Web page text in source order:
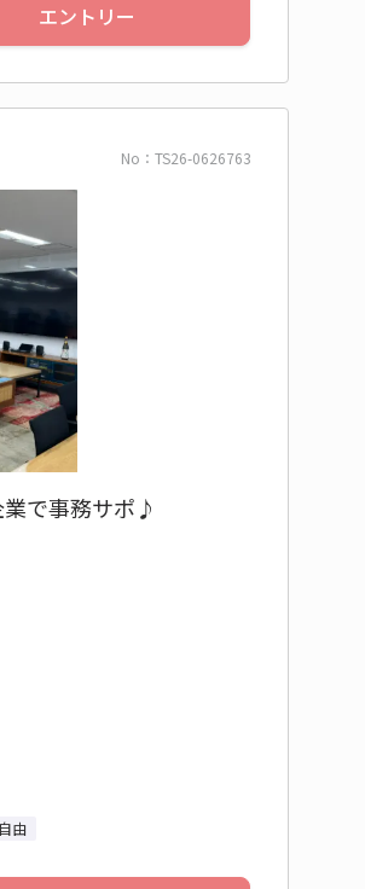
エントリー
No：TS26-0626763
で事務サポ♪
由